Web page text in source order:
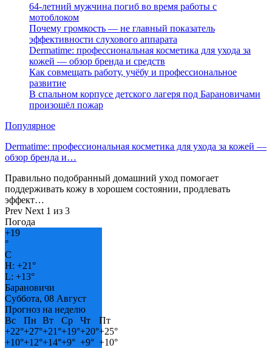
64-летний мужчина погиб во время работы с
мотоблоком
Почему громкость — не главный показатель
эффективности слухового аппарата
Dermatime: профессиональная косметика для ухода за
кожей — обзор бренда и средств
Как совмещать работу, учёбу и профессиональное
развитие
В спальном корпусе детского лагеря под Барановичами
произошёл пожар
Популярное
Dermatime: профессиональная косметика для ухода за кожей —
обзор бренда и…
Правильно подобранный домашний уход помогает
поддерживать кожу в хорошем состоянии, продлевать
эффект…
Prev Next 1 из 3
Погода
+19
°
C
H: +21°
L: +13°
Барановичи
Суббота, 08 Август
Прогноз на неделю
Вс
Пн Вт Ср Чт
Пт
+22°+27°+21°+19°+20°+25°
+10°+12°+14°+9° +9° +10°